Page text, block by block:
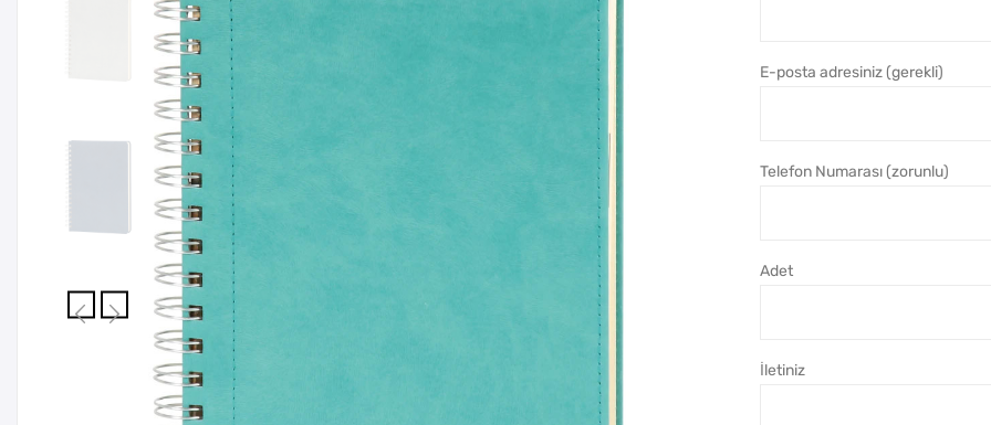
E-posta adresiniz (gerekli)
Telefon Numarası (zorunlu)
Adet
İletiniz